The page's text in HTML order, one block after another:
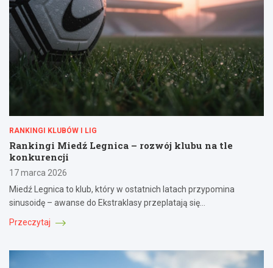
RANKINGI KLUBÓW I LIG
Rankingi Miedź Legnica – rozwój klubu na tle
konkurencji
17 marca 2026
Miedź Legnica to klub, który w ostatnich latach przypomina
sinusoidę – awanse do Ekstraklasy przeplatają się…
Przeczytaj